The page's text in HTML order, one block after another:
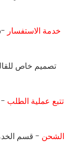
خدمة الاستفسار -
تتبع عملية الطلب -
الشحن - قسم